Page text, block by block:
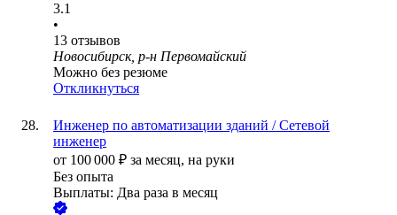
3.1
•
13 отзывов
Новосибирск, р-н Первомайский
Можно без резюме
Откликнуться
Инженер по автоматизации зданий / Сетевой
инженер
от 100 000 ₽ за месяц, на руки
Без опыта
Выплаты: Два раза в месяц